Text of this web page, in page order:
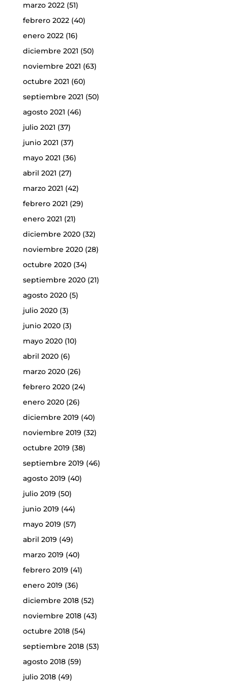
marzo 2022(51)
febrero 2022(40)
enero 2022(16)
diciembre 2021 (50)
noviembre 2021 (63)
octubre 2021 (60)
septiembre 2021 (50)
agosto 2021 (46)
julio 2021 (37)
junio 2021 (37)
mayo 2021 (36)
abril 2021 (27)
marzo 2021 (42)
febrero 2021 (29)
enero 2021 (21)
diciembre 2020(32)
noviembre 2020(28)
octubre 2020(34)
septiembre 2020(21)
agosto 2020(5)
julio 2020(3)
junio 2020(3)
mayo 2020(10)
abril 2020(6)
marzo 2020(26)
febrero 2020(24)
enero 2020(26)
diciembre 2019 (40)
noviembre 2019 (32)
octubre 2019 (38)
septiembre 2019 (46)
agosto 2019 (40)
julio 2019 (50)
junio 2019 (44)
mayo 2019 (57)
abril 2019 (49)
marzo 2019 (40)
febrero 2019 (41)
enero 2019 (36)
diciembre 2018(52)
noviembre 2018(43)
octubre 2018(54)
septiembre 2018(53)
agosto 2018(59)
julio 2018(49)